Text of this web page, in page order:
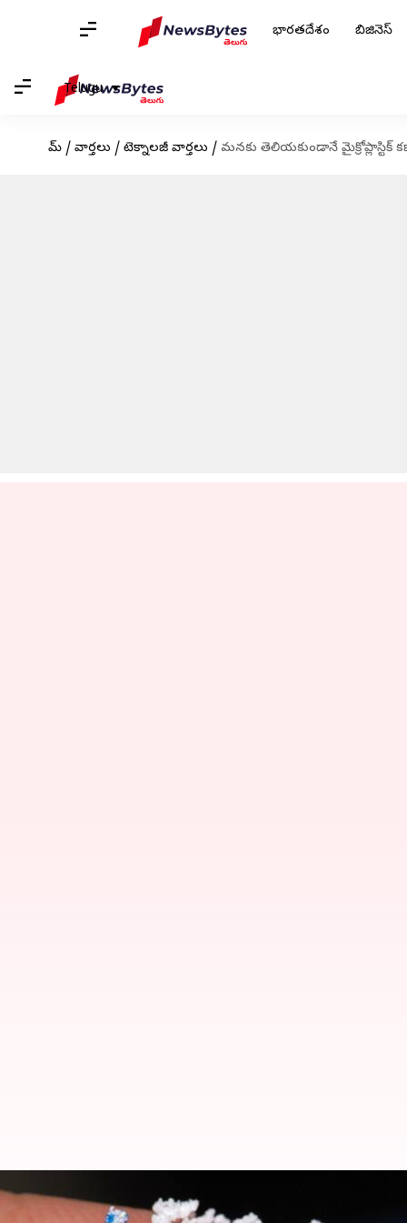
భారతదేశం బిజినెస్
Telugu
హోమ్ / వార్తలు / టెక్నాలజీ వార్తలు / మనకు తెలియకుండానే మైక్రోప్లాస్టిక్‌
మనకు తెలియకుండానే మైక్రోప్లాస్టిక్‌